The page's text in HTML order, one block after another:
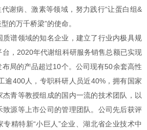
谢病、激素等领域，努力践行“让蛋白组&
的万千桥梁”的使命。
谱领域的知名企业，建立了行业内极具规
，2020年代谢组科研服务销售总额已实现
局的产品超过10个。公司现有50余套高性
逾400人，专职科研人员近40%，拥有国家
青等教授组成的国内一流的技术团队，以
致源等上市公司的管理团队。公司先后获评
精特新“小巨人”企业、湖北省企业技术中